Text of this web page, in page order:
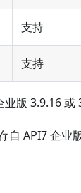
支持
支持
版 3.9.16 或
API7 企业